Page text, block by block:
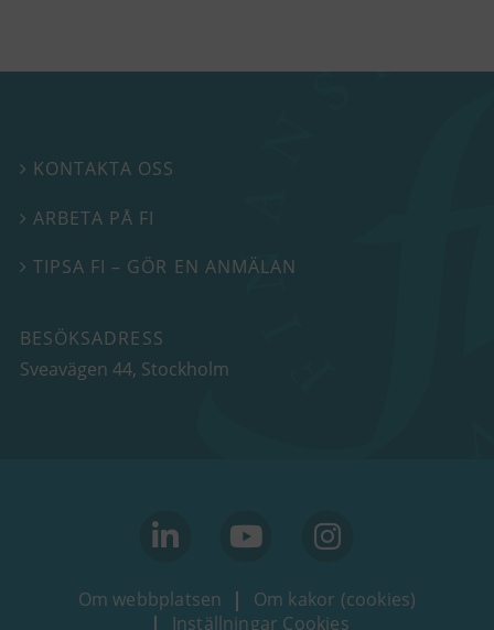
 KONTAKTA OSS
 ARBETA PÅ FI
TIPSA FI – GÖR EN ANMÄLAN
BESÖKSADRESS
Sveavägen 44, Stockholm
Om webbplatsen
Om kakor (cookies)
Inställningar Cookies